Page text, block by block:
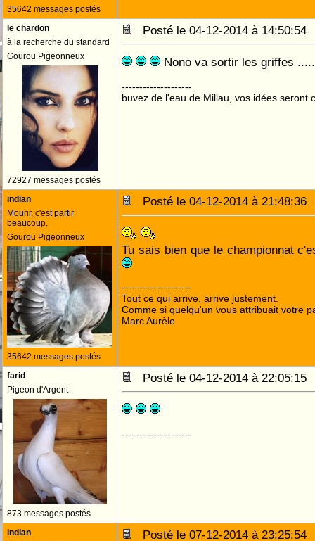
35642 messages postés
le chardon
à la recherche du standard
Gourou Pigeonneux
72927 messages postés
Posté le 04-12-2014 à
Nono va sortir les griffes
--------------------
buvez de l'eau de Millau, vos idées seront
indian
Mourir, c'est partir
beaucoup.
Gourou Pigeonneux
35642 messages postés
Posté le 04-12-2014 à
Tu sais bien que le championnat
--------------------
Tout ce qui arrive, arrive justement.
Comme si quelqu'un vous attribuait votre
Marc Aurèle
farid
Pigeon d'Argent
873 messages postés
Posté le 04-12-2014 à
--------------------
indian
Posté le 07-12-2014 à